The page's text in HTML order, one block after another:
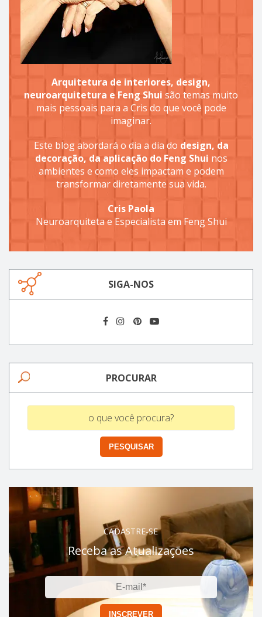
Arquitetura de interiores, design,
neuroarquitetura e Feng Shui são temas muito
mais pessoais para a Cris do que você pode
imaginar.
Este blog abordará o dia a dia do design, da
decoração, da aplicação do Feng Shui nos
ambientes e como eles impactam e podem
transformar diretamente sua vida.
Cris Paola
Neuroarquiteta e Especialista em Feng Shui
SIGA-NOS
PROCURAR
CADASTRE-SE
Receba as Atualizações